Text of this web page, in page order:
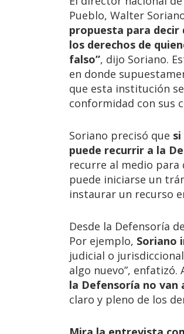
Pueblo, Walter
propuesta para decir
los derechos de
falso”, dijo Soriano.
en donde
que esta institución
conformidad con sus
Soriano precisó que
puede recurrir a la
recurre al medio
puede iniciarse un
instaurar un recurso
Desde la Defensoría
Por ejemplo, Soriano
judicial o
algo nuevo”, enfatizó.
la Defensoría no
claro y pleno de los